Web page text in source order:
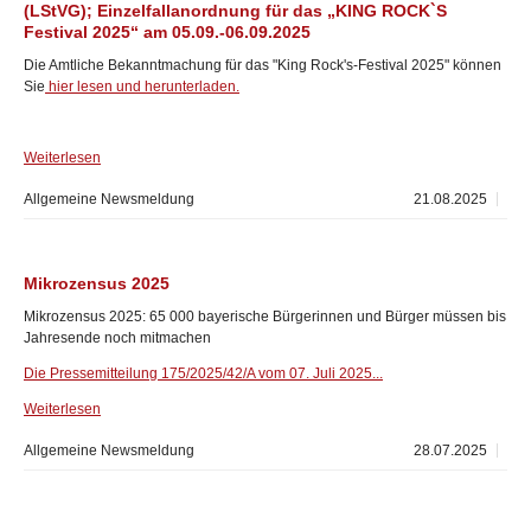
(LStVG); Einzelfallanordnung für das „KING ROCK`S
Festival 2025“ am 05.09.-06.09.2025
Die Amtliche Bekanntmachung für das "King Rock's-Festival 2025" können
Sie hier lesen und herunterladen.
Weiterlesen
21.08.2025
Allgemeine Newsmeldung
Mikrozensus 2025
Mikrozensus 2025: 65 000 bayerische Bürgerinnen und Bürger müssen bis
Jahresende noch mitmachen
Die Pressemitteilung 175/2025/42/A vom 07. Juli 2025...
Weiterlesen
28.07.2025
Allgemeine Newsmeldung